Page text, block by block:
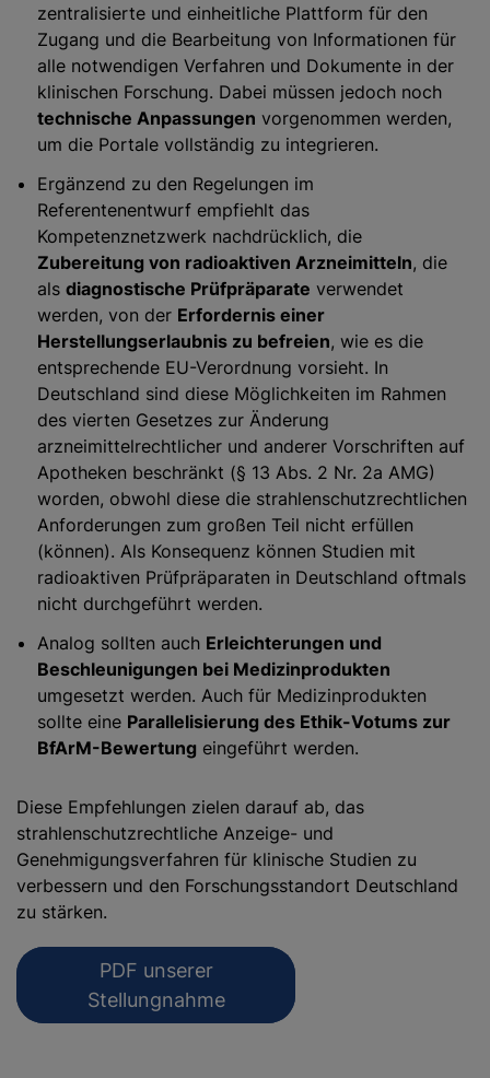
zentralisierte und einheitliche Plattform für den
Zugang und die Bearbeitung von Informationen für
alle notwendigen Verfahren und Dokumente in der
klinischen Forschung. Dabei müssen jedoch noch
technische Anpassungen vorgenommen werden,
um die Portale vollständig zu integrieren.
Ergänzend zu den Regelungen im
Referentenentwurf empfiehlt das
Kompetenznetzwerk nachdrücklich, die
Zubereitung von radioaktiven Arzneimitteln, die
alsdiagnostische Prüfpräparate verwendet
werden, von der Erfordernis einer
Herstellungserlaubnis zu befreien, wie es die
entsprechende EU-Verordnung vorsieht. In
Deutschland sind diese Möglichkeiten im Rahmen
des vierten Gesetzes zur Änderung
arzneimittelrechtlicher und anderer Vorschriften auf
Apotheken beschränkt (§ 13 Abs. 2 Nr. 2a AMG)
worden, obwohl diese die strahlenschutzrechtlichen
Anforderungen zum großen Teil nicht erfüllen
(können). Als Konsequenz können Studien mit
radioaktiven Prüfpräparaten in Deutschland oftmals
nicht durchgeführt werden.
Analog sollten auch Erleichterungen und
Beschleunigungen bei Medizinprodukten
umgesetzt werden. Auch für Medizinprodukten
sollte eine Parallelisierung des Ethik-Votums zur
BfArM-Bewertung eingeführt werden.
Diese Empfehlungen zielen darauf ab, das
strahlenschutzrechtliche Anzeige- und
Genehmigungsverfahren für klinische Studien zu
verbessern und den Forschungsstandort Deutschland
zu stärken.
PDF unserer
Stellungnahme